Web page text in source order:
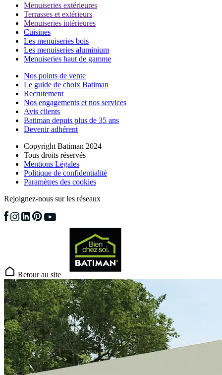
Menuiseries extérieures
Terrasses et extérieurs
Menuiseries intérieures
Cuisines
Les menuiseries bois
Les menuiseries aluminium
Menuiseries haut de gamme
Nos points de vente
Le guide de choix Batiman
Recrutement
Nos engagements et nos services
Avis clients
Batiman depuis plus de 35 ans
Devenir adhérent
Copyright Batiman 2024
Tous droits réservés
Mentions Légales
Politique de confidentialité
Paramètres des cookies
Rejoignez-nous sur les réseaux
Retour au site